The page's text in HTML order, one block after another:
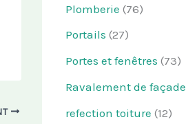
Plomberie (76)
Portails (27)
Portes et fenêtres (73)
Ravalement de façade
refection toiture (12)